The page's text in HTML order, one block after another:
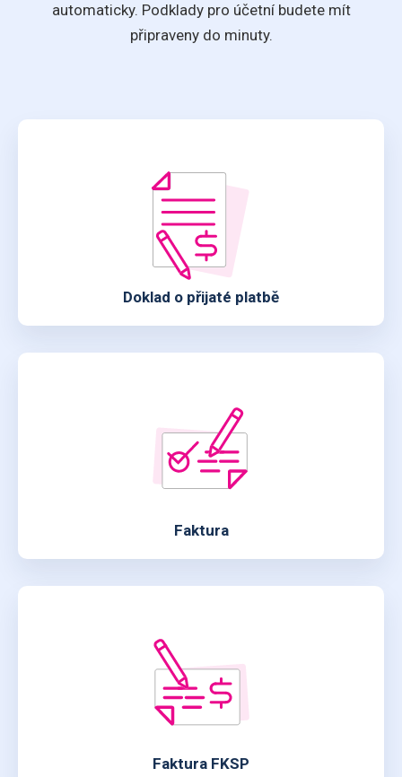
automaticky. Podklady pro účetní budete mít
připraveny do minuty.
Doklad o přijaté platbě
Faktura
Faktura FKSP